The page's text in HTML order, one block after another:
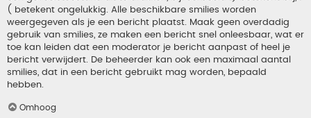
( betekent ongelukkig. Alle beschikbare smilies worden
weergegeven als je een bericht plaatst. Maak geen overdadig
gebruik van smilies, ze maken een bericht snel onleesbaar, wat er
toe kan leiden dat een moderator je bericht aanpast of heel je
bericht verwijdert. De beheerder kan ook een maximaal aantal
smilies, dat in een bericht gebruikt mag worden, bepaald
hebben.
Omhoog